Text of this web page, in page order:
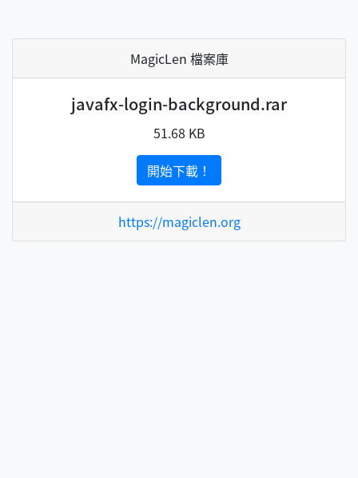
MagicLen 檔案庫
javafx-login-background.rar
51.68 KB
開始下載！
https://magiclen.org